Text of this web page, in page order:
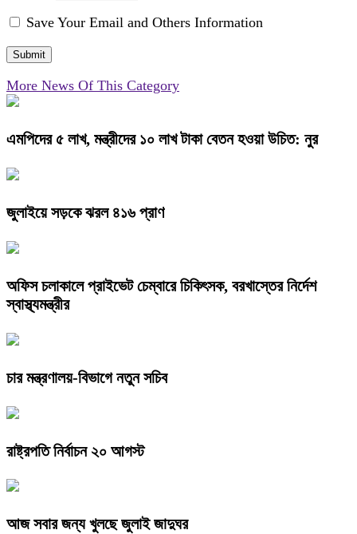
Save Your Email and Others Information
More News Of This Category
এমপিদের ৫ লাখ, মন্ত্রীদের ১০ লাখ টাকা বেতন হওয়া উচিত: নুর
জুলাইয়ে সড়কে ঝরল ৪১৬ প্রাণ
অফিস চলাকালে প্রাইভেট চেম্বারে চিকিৎসক, বরখাস্তের নির্দেশ
স্বাস্থ্যমন্ত্রীর
চার মন্ত্রণালয়-বিভাগে নতুন সচিব
রাষ্ট্রপতি নির্বাচন ২০ আগস্ট
আজ সবার জন্য খুলছে জুলাই জাদুঘর